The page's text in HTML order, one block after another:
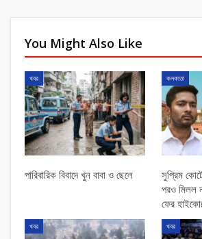
You Might Also Like
খবর
পারিবারিক বিবাদে খুন বাবা ও ছেলে
কলকাতা
সুপ্রিম
পর‌ও মিলল
ফের
খবর খবর